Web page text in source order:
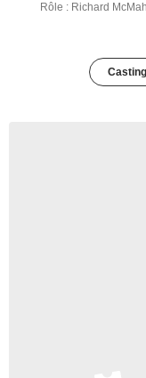
Rôle : Richard